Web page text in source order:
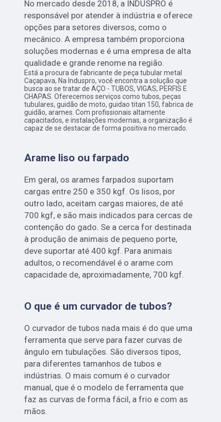
No mercado desde 2018, a INDUSPRO é
responsável por atender à indústria e oferece
opções para setores diversos, como o
mecânico. A empresa também proporciona
soluções modernas e é uma empresa de alta
qualidade e grande renome na região.
Está a procura de fabricante de peça tubular metal
Caçapava, Na Induspro, você encontra a solução que
busca ao se tratar de AÇO - TUBOS, VIGAS, PERFIS E
CHAPAS. Oferecemos serviços como tubos, peças
tubulares, guidão de moto, guidao titan 150, fabrica de
guidão, arames. Com profissionais altamente
capacitados, e instalações modernas, a organização é
capaz de se destacar de forma positiva no mercado.
Arame liso ou farpado
Em geral, os arames farpados suportam
cargas entre 250 e 350 kgf. Os lisos, por
outro lado, aceitam cargas maiores, de até
700 kgf, e são mais indicados para cercas de
contenção do gado. Se a cerca for destinada
à produção de animais de pequeno porte,
deve suportar até 400 kgf. Para animais
adultos, o recomendável é o arame com
capacidade de, aproximadamente, 700 kgf.
O que é um curvador de tubos?
O curvador de tubos nada mais é do que uma
ferramenta que serve para fazer curvas de
ângulo em tubulações. São diversos tipos,
para diferentes tamanhos de tubos e
indústrias. O mais comum é o curvador
manual, que é o modelo de ferramenta que
faz as curvas de forma fácil, a frio e com as
mãos.